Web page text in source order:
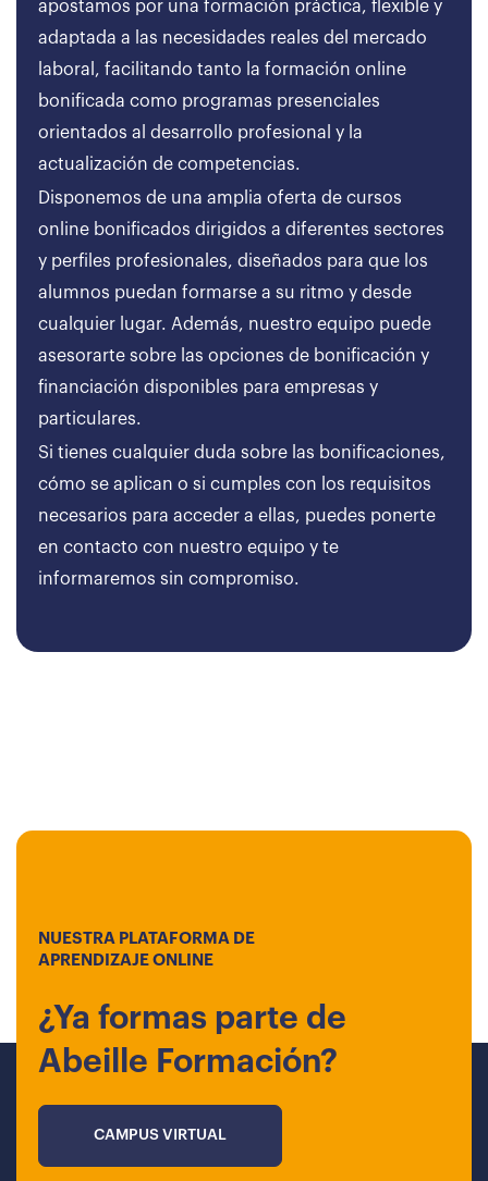
apostamos por una formación práctica, flexible y
adaptada a las necesidades reales del mercado
laboral, facilitando tanto la formación online
bonificada como programas presenciales
orientados al desarrollo profesional y la
actualización de competencias.
Disponemos de una amplia oferta de cursos
online bonificados dirigidos a diferentes sectores
y perfiles profesionales, diseñados para que los
alumnos puedan formarse a su ritmo y desde
cualquier lugar. Además, nuestro equipo puede
asesorarte sobre las opciones de bonificación y
financiación disponibles para empresas y
particulares.
Si tienes cualquier duda sobre las bonificaciones,
cómo se aplican o si cumples con los requisitos
necesarios para acceder a ellas, puedes ponerte
en contacto con nuestro equipo y te
informaremos sin compromiso.
NUESTRA PLATAFORMA DE
APRENDIZAJE ONLINE
¿Ya formas parte de
Abeille Formación?
CAMPUS VIRTUAL